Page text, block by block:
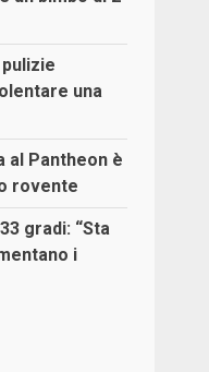
una
al Pantheon è
rovente
gradi: “Sta
i